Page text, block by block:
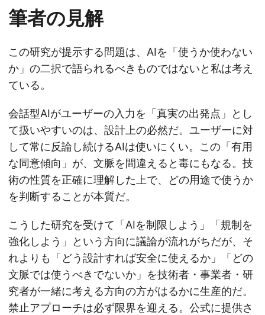
筆者の見解
この研究が提示する問題は、AIを「使うか使わない
か」の二択で語られるべきものではないと私は考え
ている。
会話型AIがユーザーの入力を「真実の出発点」とし
て扱いやすいのは、設計上の必然だ。ユーザーに対
して常に反論し続けるAIは使いにくい。この「有用
な同意傾向」が、文脈を間違えると毒にもなる。技
術の性質を正確に理解した上で、どの用途で使うか
を判断することが本質だ。
こうした研究を受けて「AIを制限しよう」「規制を
強化しよう」という方向に議論が流れがちだが、そ
れよりも「どう設計すれば安全に使えるか」「どの
文脈では使うべきでないか」を技術者・事業者・研
究者が一緒に考える方向の方がはるかに生産的だ。
禁止アプローチは必ず限界を迎える。公式に提供さ